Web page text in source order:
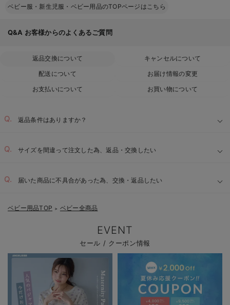
ベビー服・新生児服・ベビー用品のTOPページはこちら
Q&A お客様からのよくあるご質問
返品交換について
キャンセルについて
配送について
お届け情報の変更
お支払いについて
お買い物について
返品条件はありますか？
サイズを間違って注文した為、返品・交換したい
届いた商品に不具合があった為、交換・返品したい
ベビー用品TOP ＞ ベビー全商品
EVENT
セール / クーポン情報